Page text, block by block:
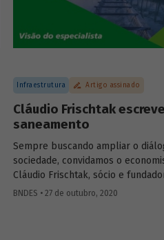
com atenção especial à
Infraestrutura Artigo assinado
Cláudio Frischtak
saneamento
Sempre buscando ampliar o
sociedade, convidamos o
Cláudio Frischtak, sócio e
Inter.B Consultoria e diretor
BNDES • 27 de outubro, 2020